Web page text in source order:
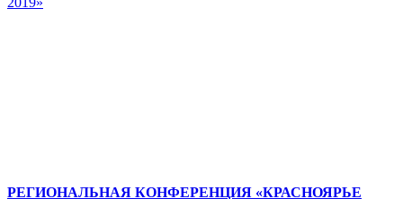
РЕГИОНАЛЬНАЯ КОНФЕРЕНЦИЯ «КРАСНОЯРЬЕ